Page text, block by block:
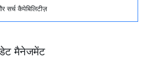
सर्च कैपेबिलिटीज़
मैनेजमेंट